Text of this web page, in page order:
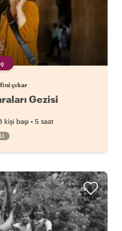
çıkar
Gezisi
kişi başı • 5 saat